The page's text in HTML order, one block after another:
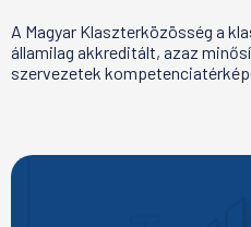
A Magyar Klaszterközösség a
államilag akkreditált, azaz
szervezetek